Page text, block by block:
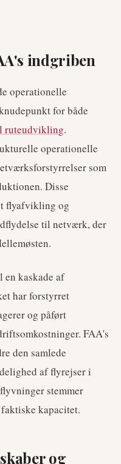
indgriben
operationelle
for både
ruteudvikling.
operationelle
som
Disse
flyafvikling og
til netværk, der
kaskade af
har forstyrret
og påført
FAA's
den samlede
af flyrejser i
stemmer
kapacitet.
og